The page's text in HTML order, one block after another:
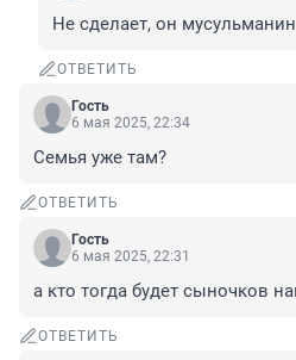
Не сделает, он мусульманин
ОТВЕТИТЬ
Гость
6 мая 2025, 22:34
Семья уже там?
ОТВЕТИТЬ
Гость
6 мая 2025, 22:31
а кто тогда будет сыночков
ОТВЕТИТЬ